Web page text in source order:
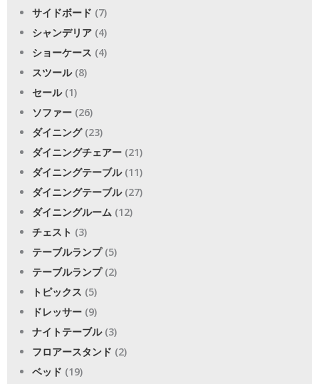
サイドボード (7)
シャンデリア (4)
ショーケース (4)
スツール(8)
セール(1)
ソファー (26)
ダイニング(23)
ダイニングチェアー (21)
ダイニングテーブル(11)
ダイニングテーブル(27)
ダイニングルーム (12)
チェスト (3)
テーブルランプ(5)
テーブルランプ(2)
トピックス (5)
ドレッサー (9)
ナイトテーブル(3)
フロアースタンド (2)
ベッド (19)